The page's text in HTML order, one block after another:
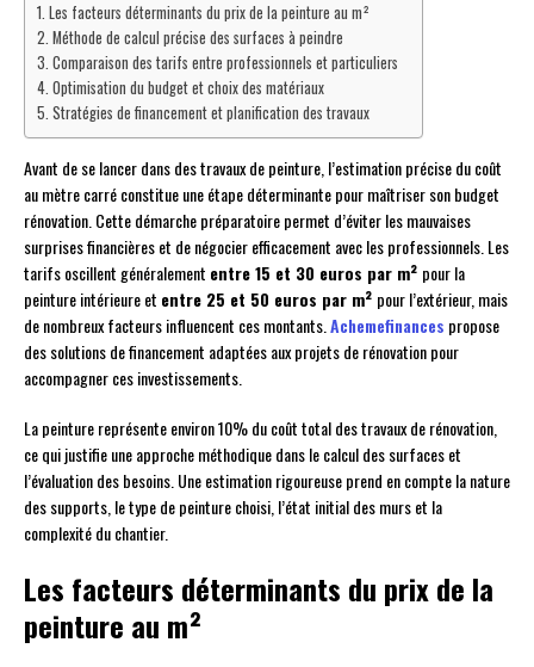
Les facteurs déterminants du prix de la peinture au m²
Méthode de calcul précise des surfaces à peindre
Comparaison des tarifs entre professionnels et particuliers
Optimisation du budget et choix des matériaux
Stratégies de financement et planification des travaux
Avant de se lancer dans des travaux de peinture, l’estimation précise du coût
au mètre carré constitue une étape déterminante pour maîtriser son budget
rénovation. Cette démarche préparatoire permet d’éviter les mauvaises
surprises financières et de négocier efficacement avec les professionnels. Les
tarifs oscillent généralement entre 15 et 30 euros par m² pour la
peinture intérieure et entre 25 et 50 euros par m² pour l’extérieur, mais
de nombreux facteurs influencent ces montants.Achemefinances propose
des solutions de financement adaptées aux projets de rénovation pour
accompagner ces investissements.
La peinture représente environ 10% du coût total des travaux de rénovation,
ce qui justifie une approche méthodique dans le calcul des surfaces et
l’évaluation des besoins. Une estimation rigoureuse prend en compte la nature
des supports, le type de peinture choisi, l’état initial des murs et la
complexité du chantier.
Les facteurs déterminants du prix de la
peinture au m²